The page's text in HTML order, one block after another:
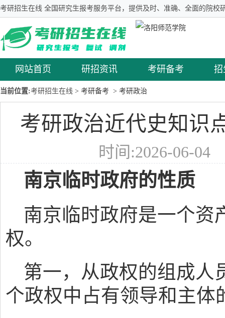
考研招生在线 全国研究生报考服务平台，提供及时、准确、全面的院校
网站首页 研招资讯 考研备考 招
当前位置:考研招生在线 > 考研备考 > 考研政治
考研政治近代史知识
时间:2026-06-
南京临时政府的性质
南京临时政府是一个资
权。
第一，从政权的组成人
个政权中占有领导和主体